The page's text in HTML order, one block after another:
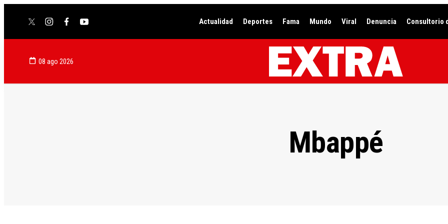
twitterinstagram
facebookyoutube Actualidad Deportes Fama Mundo Viral Denuncia Consultorio
08 ago 2026
Mbappé